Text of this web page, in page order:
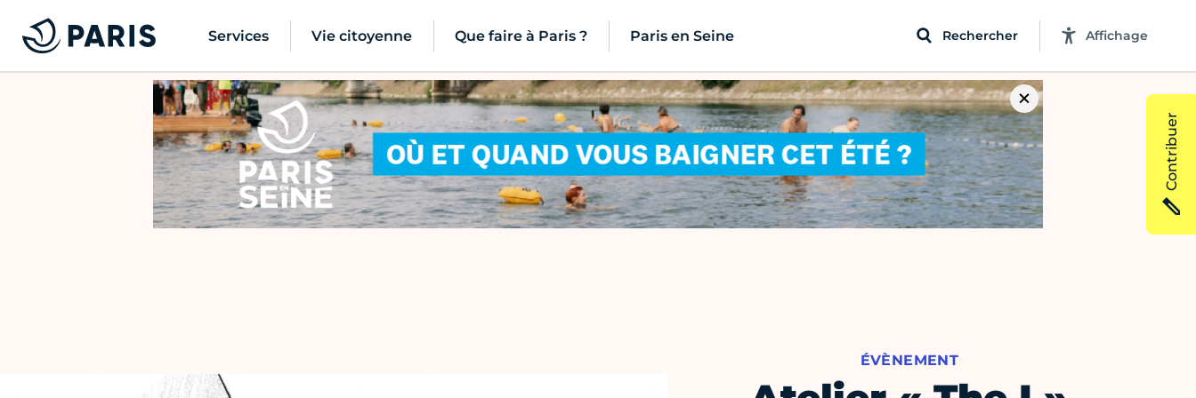
Services Vie citoyenne Que faire à Paris ? Paris en Seine Rechercher Affichage
ÉVÈNEMENT
Contribuer